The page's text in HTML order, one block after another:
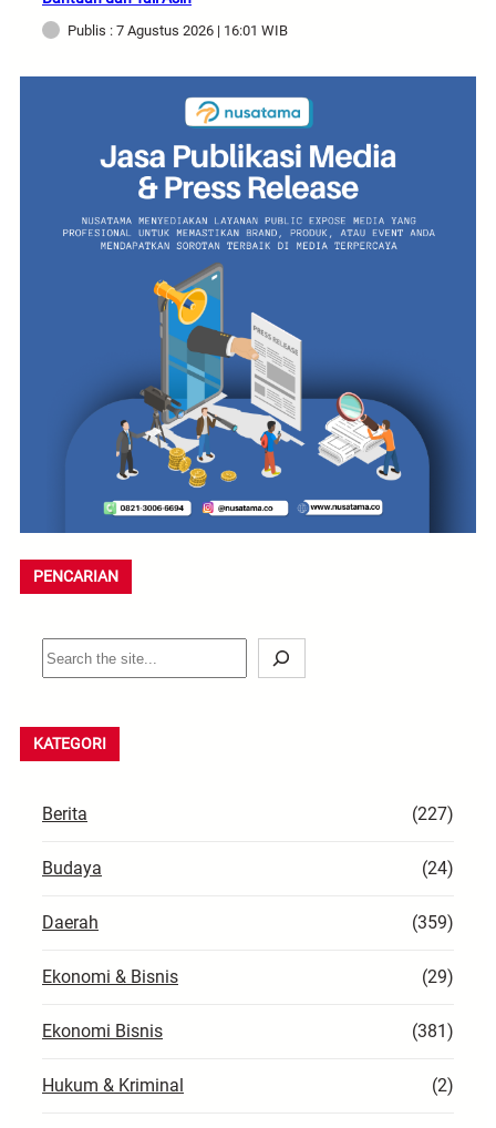
Publis : 7 Agustus 2026 | 16:01 WIB
PENCARIAN
S
e
r
c
KATEGORI
Berita (227)
Budaya (24)
Daerah (359)
Ekonomi & Bisnis (29)
Ekonomi Bisnis (381)
Hukum & Kriminal (2)